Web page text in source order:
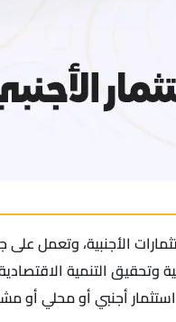
الأجنبية، وتعمل
التنمية الاقتصادية
أجنبي أو محلي أو